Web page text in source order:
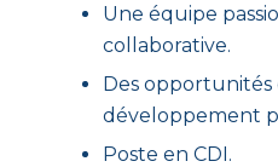
Une équipe
collaborative.
Des
développement
Poste en CDI.